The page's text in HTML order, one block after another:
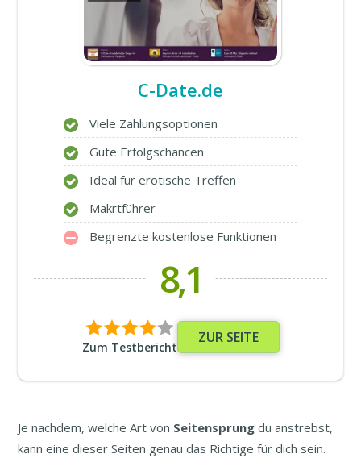
C-Date.de
Viele Zahlungsoptionen
Gute Erfolgschancen
Ideal für erotische Treffen
Makrtführer
Begrenzte kostenlose Funktionen
8,1
Zum Testbericht
ZUR SEITE
Je nachdem, welche Art von Seitensprung du anstrebst,
kann eine dieser Seiten genau das Richtige für dich sein.